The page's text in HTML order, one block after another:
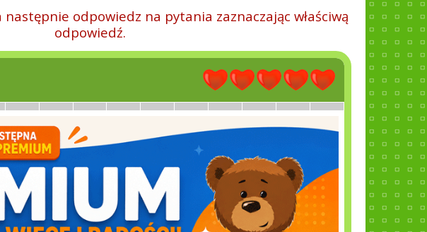
odpowiedz na pytania zaznaczając właściwą
odpowiedź.